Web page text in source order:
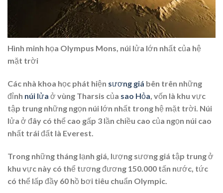
Hình minh họa Olympus Mons, núi lửa lớn nhất của hệ
mặt trời
Các nhà khoa học phát hiện sương giá bên trên những
đỉnh núi lửa ở vùng Tharsis của sao Hỏa, vốn là khu vực
tập trung những ngọn núi lớn nhất trong hệ mặt trời. Núi
lửa ở đây có thể cao gấp 3 lần chiều cao của ngọn núi cao
nhất trái đất là Everest.
Trong những tháng lạnh giá, lượng sương giá tập trung ở
khu vực này có thể tương đương 150.000 tấn nước, tức
có thể lấp đầy 60 hồ bơi tiêu chuẩn Olympic.